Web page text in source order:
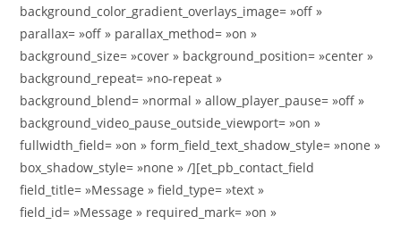
background_color_gradient_overlays_image= »off »
parallax= »off » parallax_method= »on »
background_size= »cover » background_position= »center »
background_repeat= »no-repeat »
background_blend= »normal » allow_player_pause= »off »
background_video_pause_outside_viewport= »on »
fullwidth_field= »on » form_field_text_shadow_style= »none »
box_shadow_style= »none » /][et_pb_contact_field
field_title= »Message » field_type= »text »
field_id= »Message » required_mark= »on »